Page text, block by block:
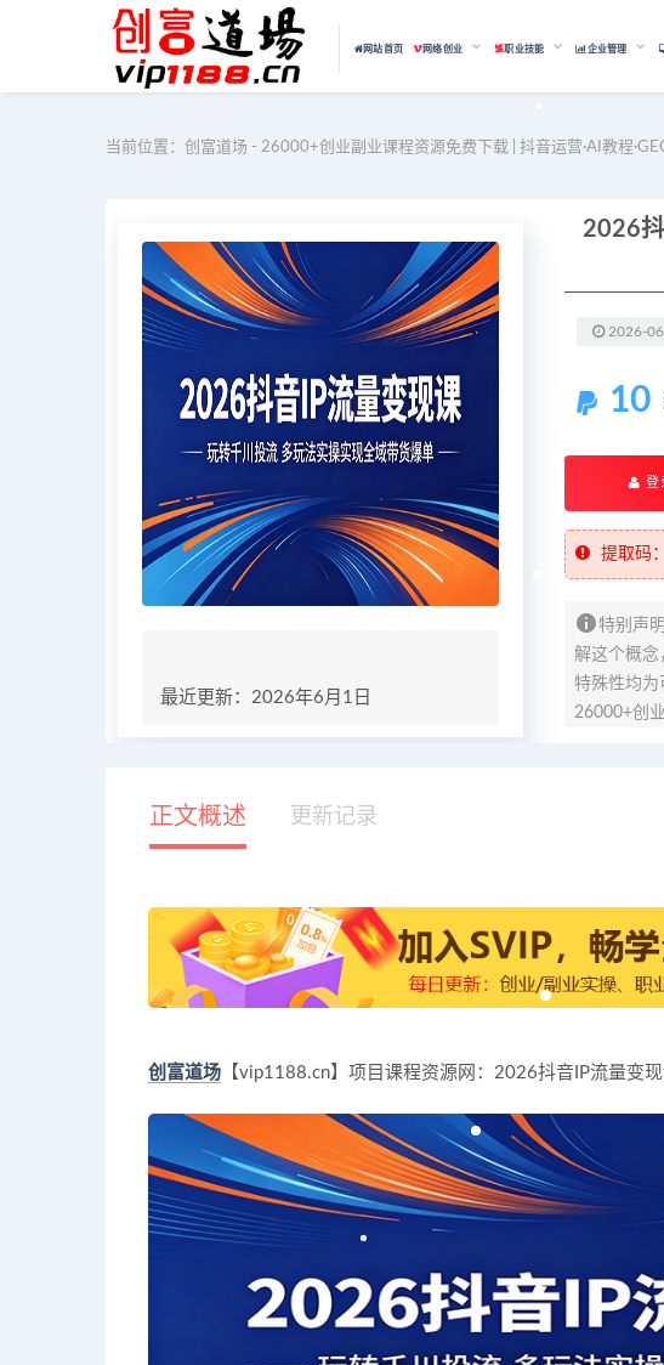
网站首页 网络创业 职业技能 企业管理
当前位置： 创富道场 - 26000+创业副业课程资源免费下载 | 抖音运营·AI教程
最近更新：2026年6月1日
2026-
10
登
提取码：
特别声
解这个概念
特殊性均为
26000+创
正文概述 更新记录
创富道场 【vip1188.cn】项目课程资源网：2026抖音IP流量变